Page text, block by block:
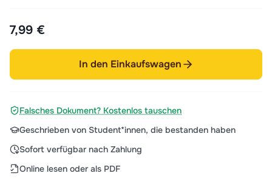
7,99 €
In den Einkaufswagen
Falsches Dokument? Kostenlos tauschen
Geschrieben von Student*innen, die bestanden haben
Sofort verfügbar nach Zahlung
Online lesen oder als PDF